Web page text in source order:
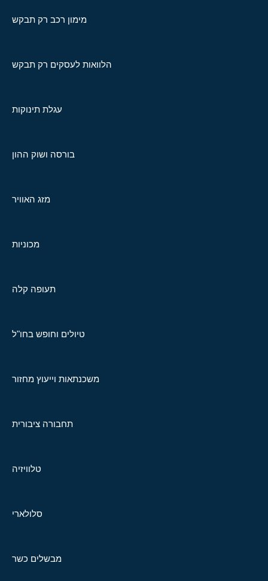
מימון רכב רק תבקש
הלוואות לעסקים רק תבקש
עגלת תינוקות
בורסה ושוק ההון
מזג האוויר
מכוניות
תעופה קלה
טיולים וחופש בחו"ל
משכנתאות וייעוץ מחזור
תחבורה ציבורית
טלוויזיה
סלולארי
מבשלים כשר